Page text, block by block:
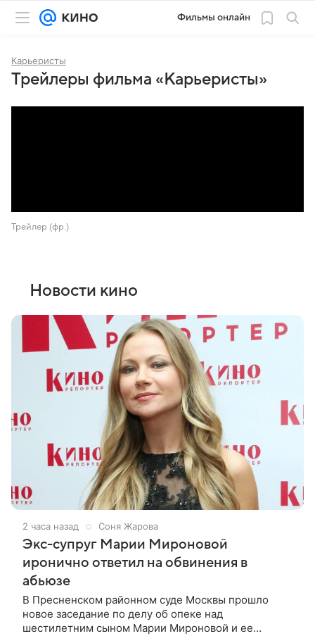
Фильмы онлайн
Карьеристы
Трейлеры фильма «Карьеристы»
Трейлер (фр.)
Новости кино
2 часа назад Соня Жарова
Экс-супруг Марии Мироновой
иронично ответил на обвинения в
абьюзе
В Пресненском районном суде Москвы прошло
новое заседание по делу об опеке над
шестилетним сыном Марии Мироновой и ее